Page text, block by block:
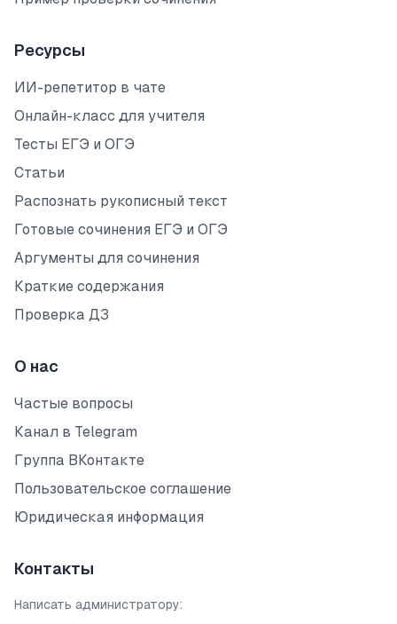
Ресурсы
ИИ-репетитор в чате
Онлайн-класс для учителя
Тесты ЕГЭ и ОГЭ
Статьи
Распознать рукописный текст
Готовые сочинения ЕГЭ и ОГЭ
Аргументы для сочинения
Краткие содержания
Проверка ДЗ
О нас
Частые вопросы
Канал в Telegram
Группа ВКонтакте
Пользовательское соглашение
Юридическая информация
Контакты
Написать администратору: